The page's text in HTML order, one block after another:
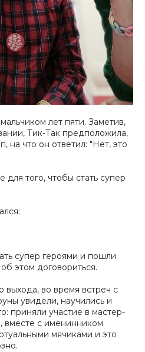
лет пяти. Заметив,
Тик-Так предположила,
на что он ответил: "Нет, это
для того, чтобы стать супер
супер героями и пошли
этом договориться.
выхода, во время встреч с
увидели, научились и
приняли участие в мастер-
вместе с именинником
мячиками и это